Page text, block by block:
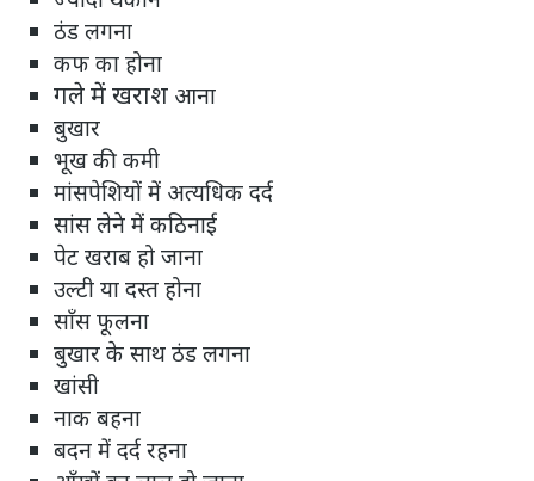
ठंड लगना
कफ का होना
गले में खराश आना
बुखार
भूख की कमी
मांसपेशियों में अत्यधिक दर्द
सांस लेने में कठिनाई
पेट खराब हो जाना
उल्टी या दस्त होना
साँस फूलना
बुखार के साथ ठंड लगना
खांसी
नाक बहना
बदन में दर्द रहना